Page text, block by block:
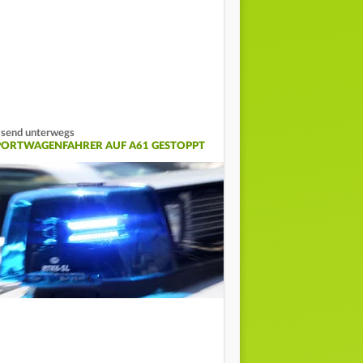
unterwegs
AUF A61 GESTOPPT